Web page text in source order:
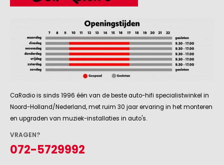
CaRadio is sinds 1996 één van de beste auto-hifi specialistwinkel in
Noord-Holland/Nederland, met ruim 30 jaar ervaring in het monteren
en upgraden van muziek-installaties in auto's.
VRAGEN?
072-5729992